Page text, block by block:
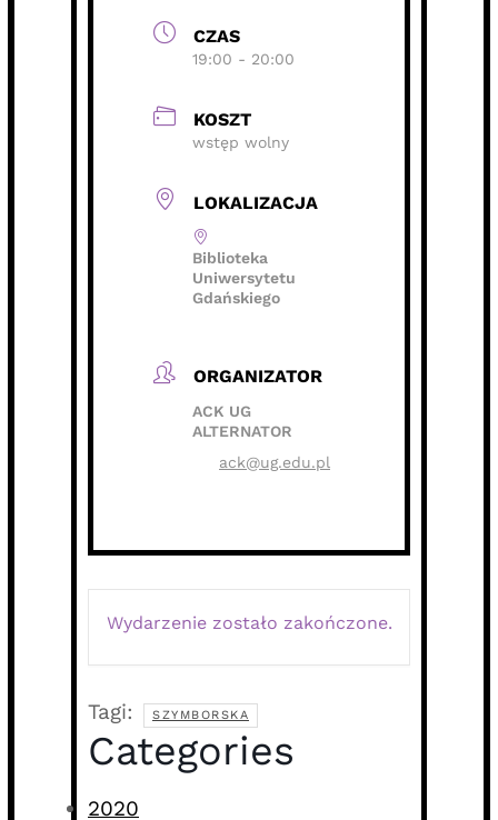
CZAS
19:00 - 20:00
KOSZT
wstęp wolny
LOKALIZACJA
Biblioteka
Uniwersytetu
Gdańskiego
ORGANIZATOR
ACK UG
ALTERNATOR
ack@ug.edu.pl
Wydarzenie zostało zakończone.
Tagi: SZYMBORSKA
Categories
2020